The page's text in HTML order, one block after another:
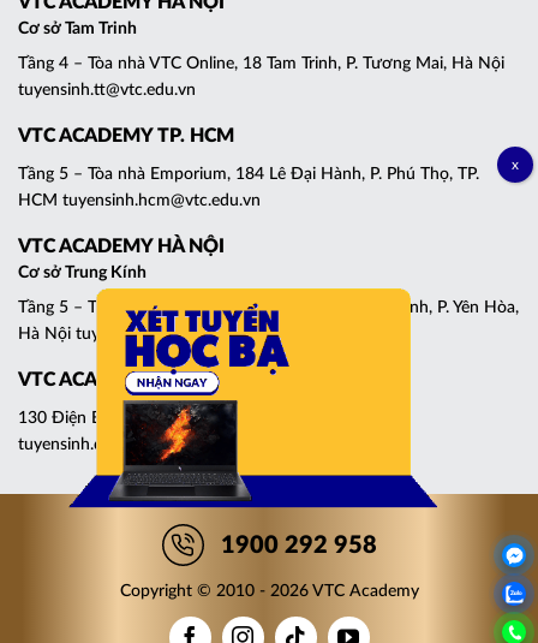
Cơ sở Tam Trinh
Tầng 4 – Tòa nhà VTC Online, 18 Tam Trinh, P. Tương Mai, Hà Nội
tuyensinh.tt@vtc.edu.vn
VTC ACADEMY TP. HCM
Tầng 5 – Tòa nhà Emporium, 184 Lê Đại Hành, P. Phú Thọ, TP.
HCM tuyensinh.hcm@vtc.edu.vn
VTC ACADEMY HÀ NỘI
Cơ sở Trung Kính
Tầng 5 – Tháp C, Tòa nhà Central Point, 219 Trung Kính, P. Yên Hòa,
Hà Nội tuyensinh.cg@vtc.edu.vn
VTC ACADEMY ĐÀ NẴNG
130 Điện Biên Phủ, P. Thanh Khê, Đà Nẵng
tuyensinh.dn@vtc.edu.vn
1900 292 958
Copyright © 2010 - 2026 VTC Academy